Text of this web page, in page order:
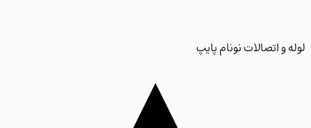
اتصالات نونام پایپ